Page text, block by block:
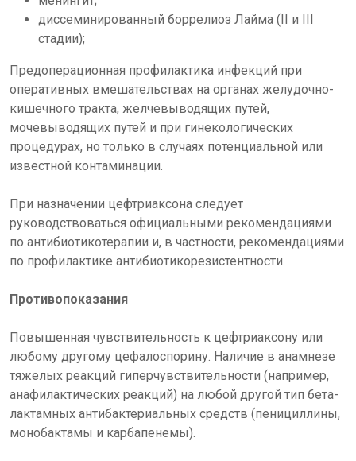
диссеминированный боррелиоз Лайма (II и III
стадии);
Предоперационная профилактика инфекций при
оперативных вмешательствах на органах желудочно-
кишечного тракта, желчевыводящих путей,
мочевыводящих путей и при гинекологических
процедурах, но только в случаях потенциальной или
известной контаминации.
При назначении цефтриаксона следует
руководствоваться официальными рекомендациями
по антибиотикотерапии и, в частности, рекомендациями
по профилактике антибиотикорезистентности.
Противопоказания
Повышенная чувствительность к цефтриаксону или
любому другому цефалоспорину. Наличие в анамнезе
тяжелых реакций гиперчувствительности (например,
анафилактических реакций) на любой другой тип бета-
лактамных антибактериальных средств (пенициллины,
монобактамы и карбапенемы).